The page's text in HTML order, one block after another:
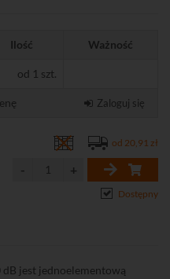
Ilość Ważność
od 1 szt.
Zaloguj się
od 20,91 zł
Dostępny
dB jest jednoelementową